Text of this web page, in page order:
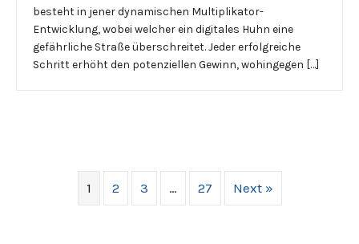
besteht in jener dynamischen Multiplikator-
Entwicklung, wobei welcher ein digitales Huhn eine
gefährliche Straße überschreitet. Jeder erfolgreiche
Schritt erhöht den potenziellen Gewinn, wohingegen […]
1 2 3 … 27 Next »